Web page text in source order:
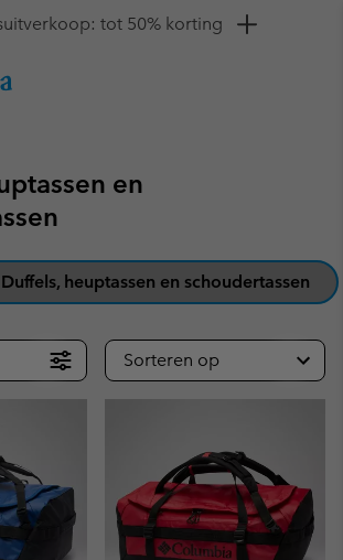
Krijg 10% korting
en
Duffels, heuptassen en schoudertassen
Sorteren op